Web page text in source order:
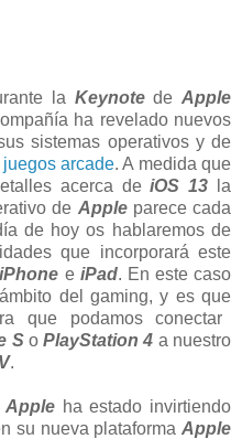
la Keynotede Apple
ha revelado nuevos
sistemas operativos y de
arcade. A medida que
acerca deiOS 13 la
de Apple parece cada
de hoy os hablaremos de
que incorporará este
iPhone e iPad. En este caso
del gaming, y es que
que podamos conectar
SoPlayStation 4 a nuestro
.
Apple ha estado invirtiendo
su nueva plataforma Apple